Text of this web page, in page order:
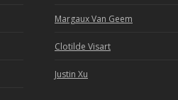
Margaux Van Geem
Clotilde Visart
Justin Xu